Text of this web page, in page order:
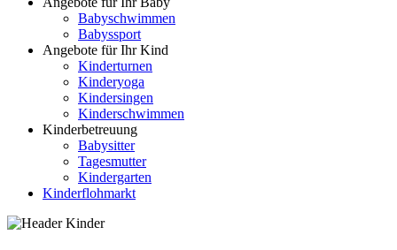
Babyschwimmen
Babyssport
Angebote für Ihr Kind
Kinderturnen
Kinderyoga
Kindersingen
Kinderschwimmen
Kinderbetreuung
Babysitter
Tagesmutter
Kindergarten
Kinderflohmarkt